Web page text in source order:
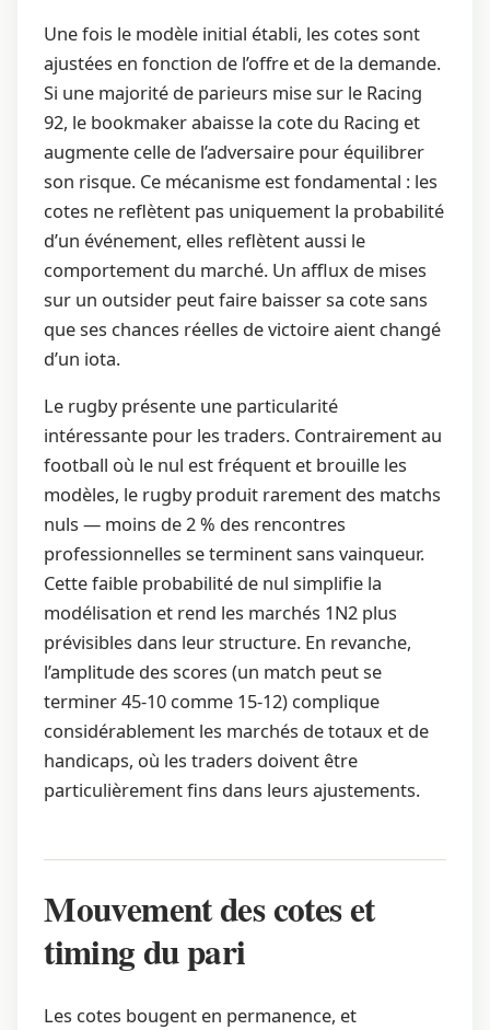
Une fois le modèle initial établi, les cotes sont
ajustées en fonction de l’offre et de la demande.
Si une majorité de parieurs mise sur le Racing
92, le bookmaker abaisse la cote du Racing et
augmente celle de l’adversaire pour équilibrer
son risque. Ce mécanisme est fondamental : les
cotes ne reflètent pas uniquement la probabilité
d’un événement, elles reflètent aussi le
comportement du marché. Un afflux de mises
sur un outsider peut faire baisser sa cote sans
que ses chances réelles de victoire aient changé
d’un iota.
Le rugby présente une particularité
intéressante pour les traders. Contrairement au
football où le nul est fréquent et brouille les
modèles, le rugby produit rarement des matchs
nuls — moins de 2 % des rencontres
professionnelles se terminent sans vainqueur.
Cette faible probabilité de nul simplifie la
modélisation et rend les marchés 1N2 plus
prévisibles dans leur structure. En revanche,
l’amplitude des scores (un match peut se
terminer 45-10 comme 15-12) complique
considérablement les marchés de totaux et de
handicaps, où les traders doivent être
particulièrement fins dans leurs ajustements.
Mouvement des cotes et
timing du pari
Les cotes bougent en permanence, et